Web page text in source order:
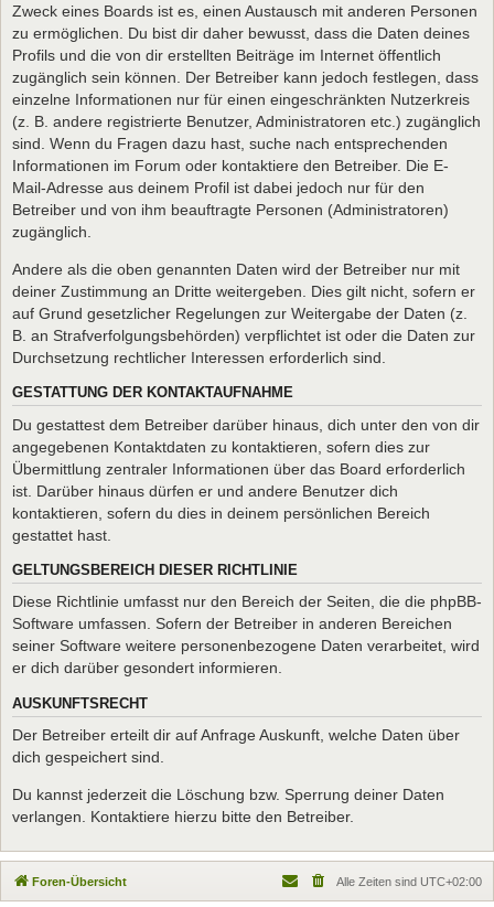
Zweck eines Boards ist es, einen Austausch mit anderen Personen
zu ermöglichen. Du bist dir daher bewusst, dass die Daten deines
Profils und die von dir erstellten Beiträge im Internet öffentlich
zugänglich sein können. Der Betreiber kann jedoch festlegen, dass
einzelne Informationen nur für einen eingeschränkten Nutzerkreis
(z. B. andere registrierte Benutzer, Administratoren etc.) zugänglich
sind. Wenn du Fragen dazu hast, suche nach entsprechenden
Informationen im Forum oder kontaktiere den Betreiber. Die E-
Mail-Adresse aus deinem Profil ist dabei jedoch nur für den
Betreiber und von ihm beauftragte Personen (Administratoren)
zugänglich.
Andere als die oben genannten Daten wird der Betreiber nur mit
deiner Zustimmung an Dritte weitergeben. Dies gilt nicht, sofern er
auf Grund gesetzlicher Regelungen zur Weitergabe der Daten (z.
B. an Strafverfolgungsbehörden) verpflichtet ist oder die Daten zur
Durchsetzung rechtlicher Interessen erforderlich sind.
GESTATTUNG DER KONTAKTAUFNAHME
Du gestattest dem Betreiber darüber hinaus, dich unter den von dir
angegebenen Kontaktdaten zu kontaktieren, sofern dies zur
Übermittlung zentraler Informationen über das Board erforderlich
ist. Darüber hinaus dürfen er und andere Benutzer dich
kontaktieren, sofern du dies in deinem persönlichen Bereich
gestattet hast.
GELTUNGSBEREICH DIESER RICHTLINIE
Diese Richtlinie umfasst nur den Bereich der Seiten, die die phpBB-
Software umfassen. Sofern der Betreiber in anderen Bereichen
seiner Software weitere personenbezogene Daten verarbeitet, wird
er dich darüber gesondert informieren.
AUSKUNFTSRECHT
Der Betreiber erteilt dir auf Anfrage Auskunft, welche Daten über
dich gespeichert sind.
Du kannst jederzeit die Löschung bzw. Sperrung deiner Daten
verlangen. Kontaktiere hierzu bitte den Betreiber.
Foren-Übersicht Alle Zeiten sind UTC+02:00